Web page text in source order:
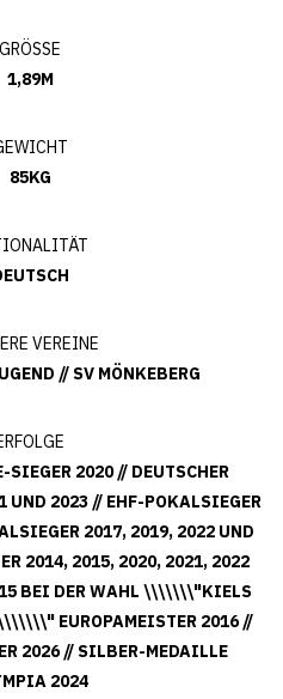
GRÖSSE
1,89M
85KG
VEREINE
// SV MÖNKEBERG
2020 // DEUTSCHER
UND 2023 // EHF-POKALSIEGER
2017, 2019, 2022 UND
2014, 2015, 2020, 2021, 2022
BEI DER WAHL \\\\\\\"KIELS
EUROPAMEISTER 2016 //
2026 // SILBER-MEDAILLE
2024